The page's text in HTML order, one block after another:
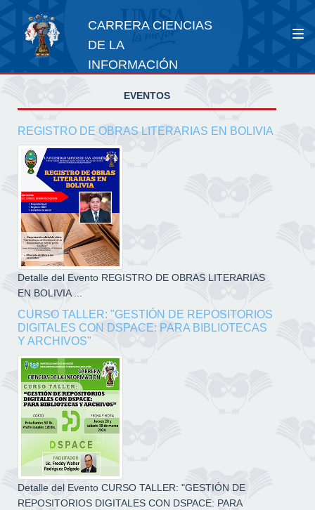
CARRERA CIENCIAS
DE LA
INFORMACIÓN
EVENTOS
REGISTRO DE OBRAS LITERARIAS EN BOLIVIA
Detalle del Evento REGISTRO DE OBRAS LITERARIAS
EN BOLIVIA ...
CURSO TALLER: "GESTIÓN DE REPOSITORIOS
DIGITALES CON DSPACE: PARA BIBLIOTECAS
Y ARCHIVOS"
Detalle del Evento CURSO TALLER: "GESTIÓN DE
REPOSITORIOS DIGITALES CON DSPACE: PARA